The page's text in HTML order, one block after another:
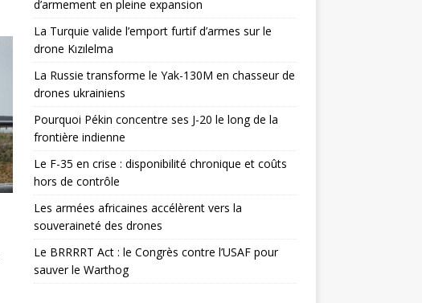
d’armement en pleine expansion
La Turquie valide l’emport furtif d’armes sur le
drone Kızılelma
La Russie transforme le Yak-130M en chasseur de
drones ukrainiens
Pourquoi Pékin concentre ses J-20 le long de la
frontière indienne
Le F-35 en crise : disponibilité chronique et coûts
hors de contrôle
Les armées africaines accélèrent vers la
souveraineté des drones
Le BRRRRT Act : le Congrès contre l’USAF pour
sauver le Warthog